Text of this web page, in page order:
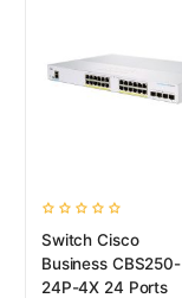
Switch Cisco
Business CBS250-
24P-4X 24 Ports